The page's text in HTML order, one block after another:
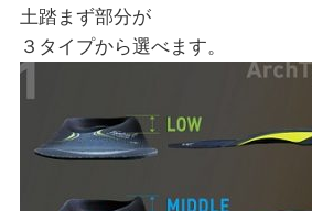
土踏まず部分が
３タイプから選べます。